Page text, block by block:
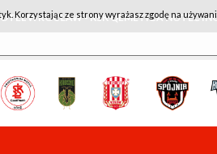
WROCŁAW - KSK QEMETICA NOTEĆ
Korzystając ze strony wyrażasz zgodę na